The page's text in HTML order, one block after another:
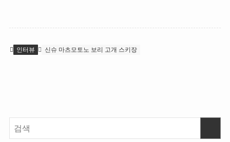
인터뷰 신슈 마츠모토노 보리 고개 스키장